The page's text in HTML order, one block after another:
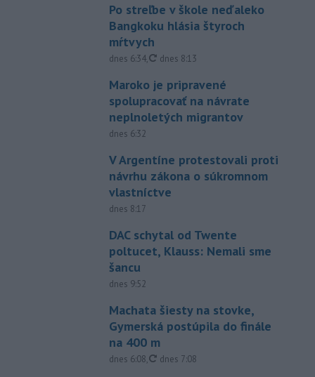
Po streľbe v škole neďaleko
Bangkoku hlásia štyroch
mŕtvych
dnes 6:34, aktualizované
dnes 8:13
Maroko je pripravené
spolupracovať na návrate
neplnoletých migrantov
dnes 6:32
V Argentíne protestovali proti
návrhu zákona o súkromnom
vlastníctve
dnes 8:17
DAC schytal od Twente
poltucet, Klauss: Nemali sme
šancu
dnes 9:52
Machata šiesty na stovke,
Gymerská postúpila do finále
na 400 m
dnes 6:08, aktualizované
dnes 7:08